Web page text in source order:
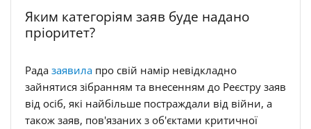
Яким категоріям заяв буде надано
пріоритет?
Рада заявила про свій намір невідкладно
зайнятися зібранням та внесенням до Реєстру заяв
від осіб, які найбільше постраждали від війни, а
також заяв, пов'язаних з об'єктами критичної